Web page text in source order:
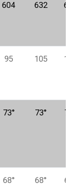
604 632 655
95 105 115
73° 73° 73°
68° 68° 68°